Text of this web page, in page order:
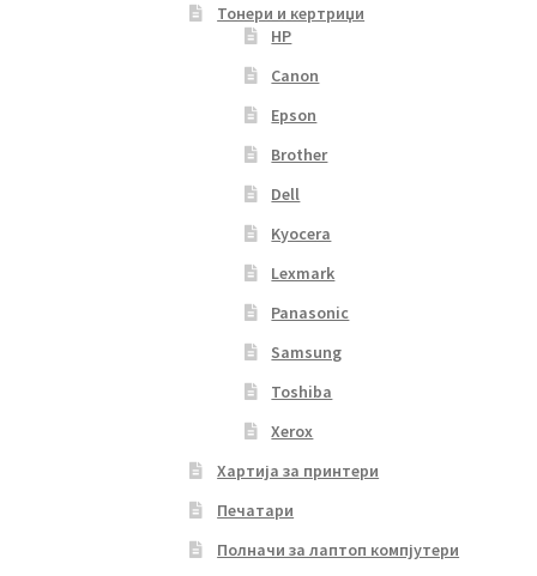
Тонери и кертриџи
HP
Canon
Epson
Brother
Dell
Kyocera
Lexmark
Panasonic
Samsung
Toshiba
Xerox
Хартија за принтери
Печатари
Полначи за лаптоп компјутери